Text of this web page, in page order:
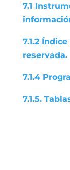
7.1
7.1.2
reservada.
7.1.4
7.1.5.